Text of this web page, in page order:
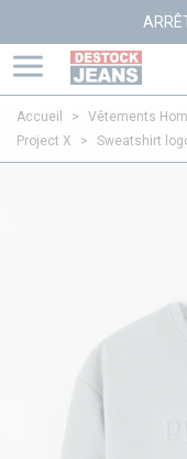
ARRÊT
Accueil > Vêtements
Project X
> Sweatshirt